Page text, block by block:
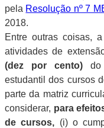
pela Resolução nº 7
2018.
Entre outras coisas,
atividades de
(dez por cento) do
estudantil dos cursos
parte da matriz
considerar, para
de cursos, (i) o